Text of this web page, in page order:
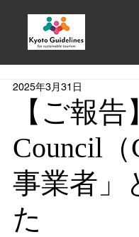
【ご報
Council
事業者」
た
2025年3月31日